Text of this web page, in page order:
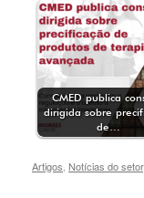
CMED publica
dirigida sobre
de…
Artigos Notícias do setor,